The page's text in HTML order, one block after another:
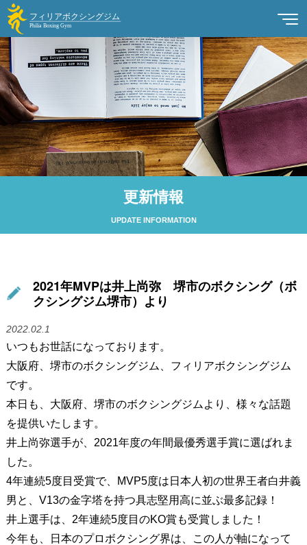
更新情報
UPDATE INFORMATION
2021年MVPは井上尚弥 堺市のボクシング（ボ
クシングジム堺市）より
2022.02.1
いつもお世話になっております。
大阪府、堺市のボクシングジム、フィリアボクシングジム
です。
本日も、大阪府、堺市のボクシングジムより、様々な話題
を提供いたします。
井上尚弥選手が、2021年度の年間最優秀選手賞に選ばれま
した。
4年連続5度目受賞で、MVP5度は日本人初の世界王者白井義
男と、V13の金字塔を持つ具志堅用高に並ぶ最多記録！
井上選手は、2年連続5度目のKO賞も受賞しました！
今年も、日本のプロボクシング界は、この人が軸になって